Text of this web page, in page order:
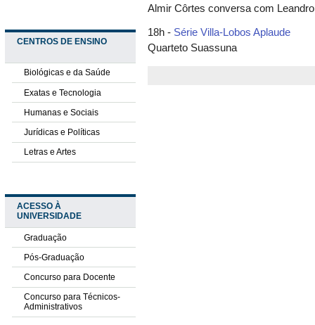
CENTROS DE ENSINO
Biológicas e da Saúde
Exatas e Tecnologia
Humanas e Sociais
Jurídicas e Políticas
Letras e Artes
ACESSO À
UNIVERSIDADE
Graduação
Pós-Graduação
Concurso para Docente
Concurso para Técnicos-
Administrativos
Almir Côrtes conversa com
18h - Série Villa-Lobos Aplaude
Quarteto Suassuna